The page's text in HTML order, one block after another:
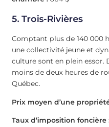
5. Trois-Rivières
Comptant plus de 140 000
une collectivité jeune et
culture sont en plein essor.
moins de deux heures de
Québec.
Prix moyen d’une
Taux d’imposition foncière